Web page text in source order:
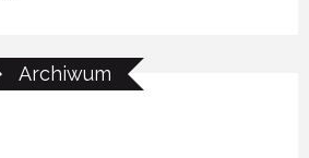
Archiwum